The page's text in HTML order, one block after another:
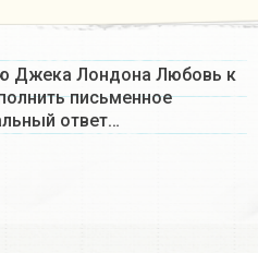
Джека Лондона Любовь к
письменное
ответ…